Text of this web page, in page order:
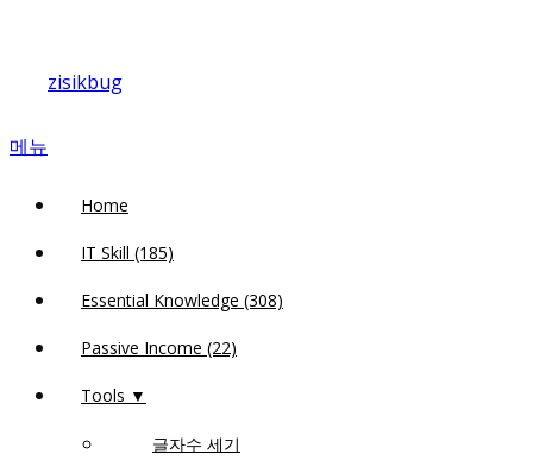
바
zisikbug
메뉴
Home
IT Skill (185)
Essential Knowledge (308)
Passive Income (22)
Tools ▼
글자수 세기